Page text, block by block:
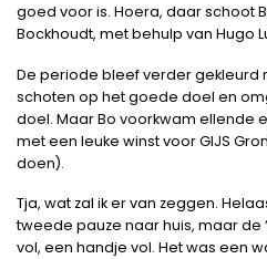
goed voor is. Hoera, daar schoot
Bockhoudt, met behulp van Hugo
De periode bleef verder gekleurd
schoten op het goede doel en
doel. Maar Bo voorkwam ellende
met een leuke winst voor GIJS
doen).
Tja, wat zal ik er van zeggen.
tweede pauze naar huis, maar de
vol, een handje vol. Het was een